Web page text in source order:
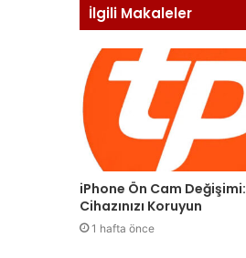
İlgili Makaleler
iPhone Ön Cam Değişimi:
Cihazınızı Koruyun
1 hafta önce